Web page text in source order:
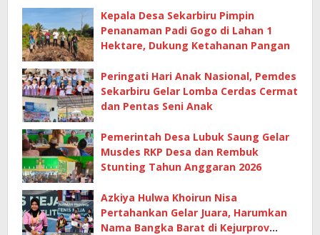
Kepala Desa Sekarbiru Pimpin
Penanaman Padi Gogo di Lahan 1
Hektare, Dukung Ketahanan Pangan
Peringati Hari Anak Nasional, Pemdes
Sekarbiru Gelar Lomba Cerdas Cermat
dan Pentas Seni Anak
Pemerintah Desa Lubuk Saung Gelar
Musdes RKP Desa dan Rembuk
Stunting Tahun Anggaran 2026
Azkiya Hulwa Khoirun Nisa
Pertahankan Gelar Juara, Harumkan
Nama Bangka Barat di Kejurprov